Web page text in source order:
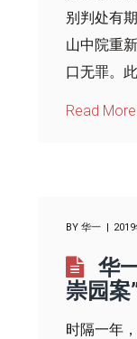
别判处有
山中院重
口无罪。
Read More
BY 华一
华
崇园案
时隔一年